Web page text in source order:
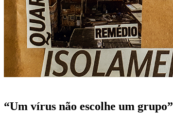
“Um vírus não escolhe um grupo”